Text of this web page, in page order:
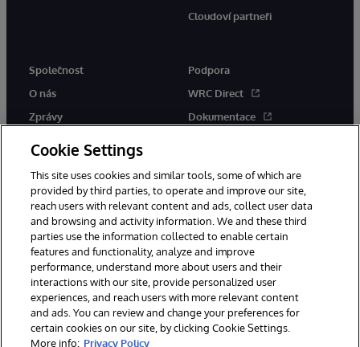
Cloudoví partneři
Společnost
O nás
Zprávy
Podpora
WRC Direct
Dokumentace
© 1996-2026 InterSystems Corporation, Boston, MA. Všechna práva
vyhrazena.
Oznámení/podmínky a pravidla
Prohlášení o ochraně osobních údajů
Záruka Přístupnost
Cookie Settings
This site uses cookies and similar tools, some of which are
provided by third parties, to operate and improve our site,
reach users with relevant content and ads, collect user data
and browsing and activity information. We and these third
parties use the information collected to enable certain
features and functionality, analyze and improve
performance, understand more about users and their
interactions with our site, provide personalized user
experiences, and reach users with more relevant content
and ads. You can review and change your preferences for
certain cookies on our site, by clicking Cookie Settings.
More info: Privacy Policy